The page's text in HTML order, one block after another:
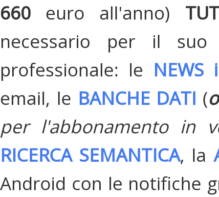
660 euro all'anno)
necessario per il suo
professionale: le
email, le BANCHE DATI (
per l'abbonamento in
RICERCA SEMANTICA, la
Android con le notifiche